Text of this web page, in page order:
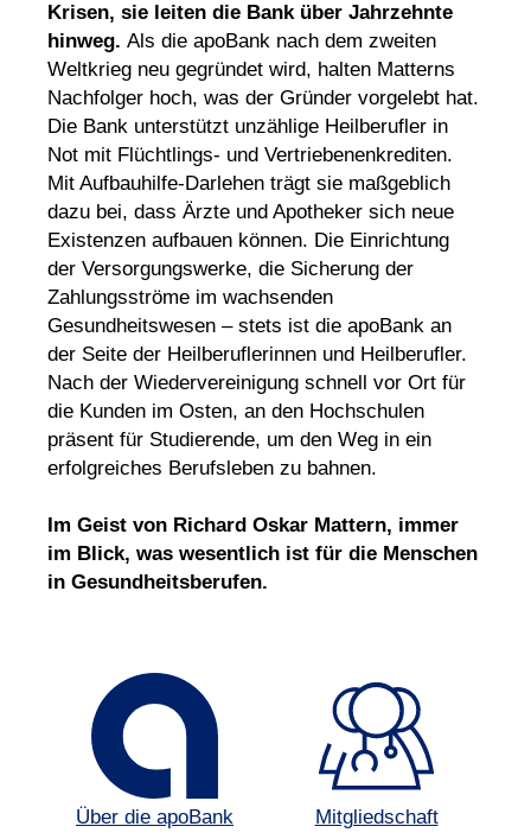
Krisen, sie leiten die Bank über Jahrzehnte
hinweg. Als die apoBank nach dem zweiten
Weltkrieg neu gegründet wird, halten Matterns
Nachfolger hoch, was der Gründer vorgelebt hat.
Die Bank unterstützt unzählige Heilberufler in
Not mit Flüchtlings- und Vertriebenenkrediten.
Mit Aufbauhilfe-Darlehen trägt sie maßgeblich
dazu bei, dass Ärzte und Apotheker sich neue
Existenzen aufbauen können. Die Einrichtung
der Versorgungswerke, die Sicherung der
Zahlungsströme im wachsenden
Gesundheitswesen – stets ist die apoBank an
der Seite der Heilberuflerinnen und Heilberufler.
Nach der Wiedervereinigung schnell vor Ort für
die Kunden im Osten, an den Hochschulen
präsent für Studierende, um den Weg in ein
erfolgreiches Berufsleben zu bahnen.
Im Geist von Richard Oskar Mattern, immer
im Blick, was wesentlich ist für die Menschen
in Gesundheitsberufen.
Über die apoBank Mitgliedschaft